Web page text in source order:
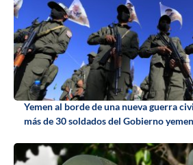
Yemen al borde de una nueva guerra
más de 30 soldados del Gobierno